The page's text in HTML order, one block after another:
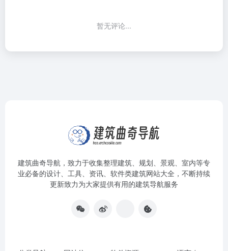
暂无评论...
建筑曲奇导航 ，致力于收集整理建筑、规划、景观、室内等专
业必备的设计、工具、资讯、软件类建筑网站大全，不断持续
更新致力为大家提供有用的建筑导航服务